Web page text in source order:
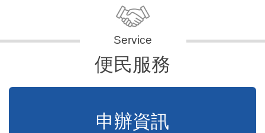
便民服務
申辦資訊